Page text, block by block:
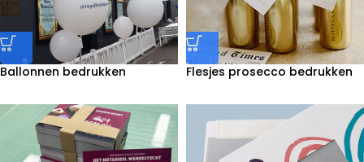
Ballonnen bedrukken Flesjes prosecco bedrukken